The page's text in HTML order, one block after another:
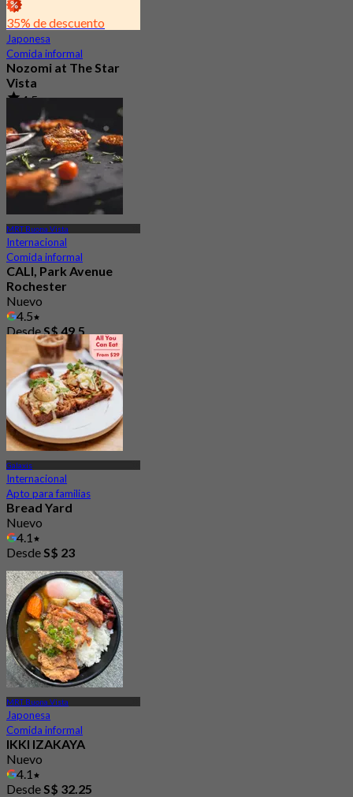
35% de descuento
Japonesa
Comida informal
Nozomi at The Star
Vista
4.5
1.3K Reservado
DesdeS$ 37.5
MRT Buona Vista
Internacional
Comida informal
CALI, Park Avenue
Rochester
Nuevo
4.5
DesdeS$ 49.5
Galaxis
Internacional
Apto para familias
Bread Yard
Nuevo
4.1
DesdeS$ 23
MRT Buona Vista
Japonesa
Comida informal
IKKI IZAKAYA
Nuevo
4.1
DesdeS$ 32.25